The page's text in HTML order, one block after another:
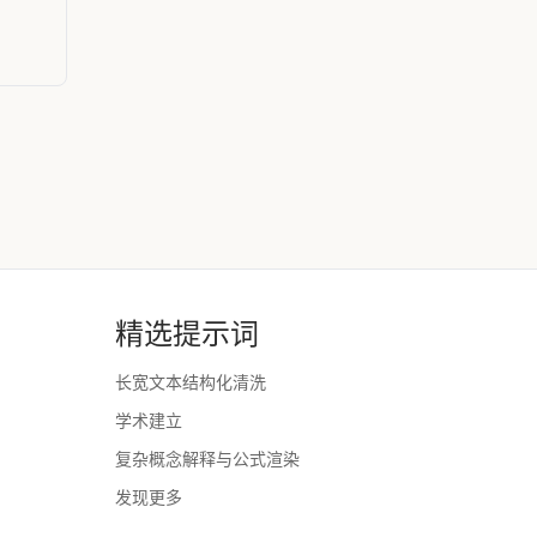
精选提示词
长宽文本结构化清洗
学术建立
复杂概念解释与公式渲染
发现更多